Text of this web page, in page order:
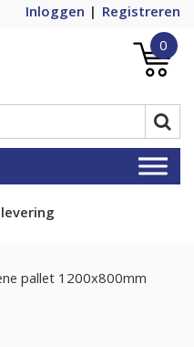
Inloggen
Registreren
0
pallet 1200x800mm